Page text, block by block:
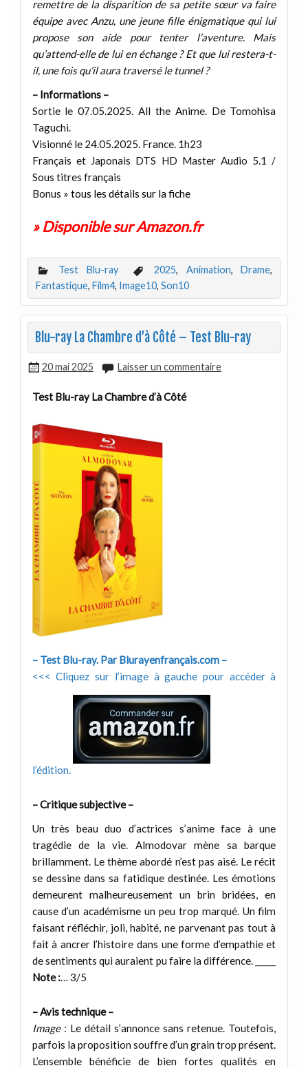
remettre de la disparition de sa petite sœur va faire
équipe avec Anzu, une jeune fille énigmatique qui lui
propose son aide pour tenter l’aventure. Mais
qu’attend-elle de lui en échange ? Et que lui restera-t-
il, une fois qu’il aura traversé le tunnel ?
– Informations –
Sortie le 07.05.2025. All the Anime. De Tomohisa
Taguchi.
Visionné le 24.05.2025. France. 1h23
Français et Japonais DTS HD Master Audio 5.1 /
Sous titres français
Bonus » tous les détails sur la fiche
» Disponible sur Amazon.fr
Test Blu-ray 2025, Animation,Drame,
Fantastique, Film4, Image10, Son10
Blu-ray La Chambre d’à Côté – Test Blu-ray
20 mai 2025 Laisser un commentaire
Test Blu-ray La Chambre d’à Côté
– Test Blu-ray. Par Blurayenfrançais.com –
<<< Cliquez sur l’image à gauche pour accéder à
l’édition.
– Critique subjective –
Un très beau duo d’actrices s’anime face à une
tragédie de la vie. Almodovar mène sa barque
brillamment. Le thème abordé n’est pas aisé. Le récit
se dessine dans sa fatidique destinée. Les émotions
demeurent malheureusement un brin bridées, en
cause d’un académisme un peu trop marqué. Un film
faisant réfléchir, joli, habité, ne parvenant pas tout à
fait à ancrer l’histoire dans une forme d’empathie et
de sentiments qui auraient pu faire la différence. _____
Note :… 3/5
– Avis technique –
Image: Le détail s’annonce sans retenue. Toutefois,
parfois la proposition souffre d’un grain trop présent.
L’ensemble bénéficie de bien fortes qualités en